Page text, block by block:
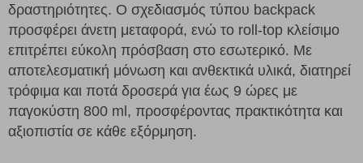
δραστηριότητες. Ο σχεδιασμός τύπου backpack
προσφέρει άνετη μεταφορά, ενώ το roll-top κλείσιμο
επιτρέπει εύκολη πρόσβαση στο εσωτερικό. Με
αποτελεσματική μόνωση και ανθεκτικά υλικά, διατηρεί
τρόφιμα και ποτά δροσερά για έως 9 ώρες με
παγοκύστη 800 ml, προσφέροντας πρακτικότητα και
αξιοπιστία σε κάθε εξόρμηση.